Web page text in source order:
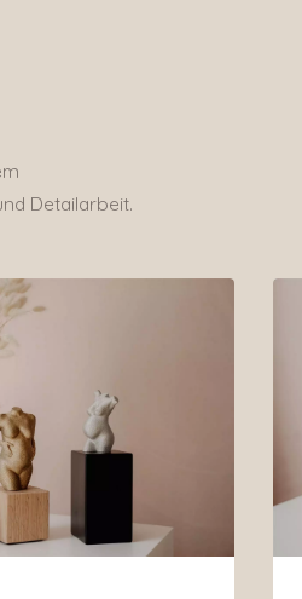
Detailarbeit.